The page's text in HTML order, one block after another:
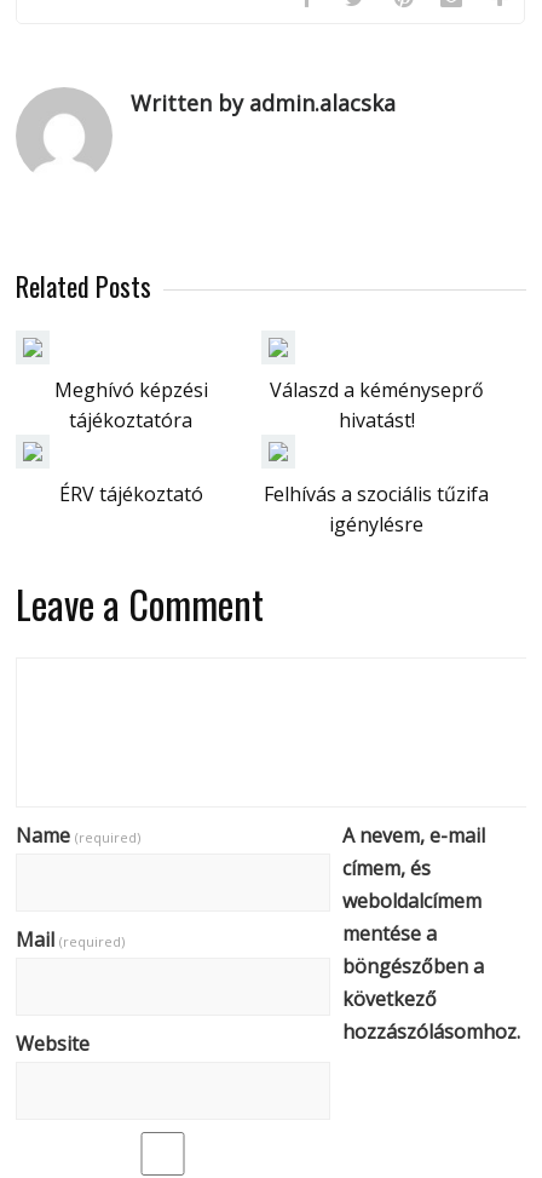
Written by admin.alacska
Related Posts
Meghívó képzési
tájékoztatóra
Válaszd a kéményseprő
hivatást!
ÉRV tájékoztató
Felhívás a szociális tűzifa
igénylésre
Leave a Comment
Name(required)
Mail(required)
Website
A nevem, e-mail
címem, és
weboldalcímem
mentése a
böngészőben a
következő
hozzászólásomhoz.